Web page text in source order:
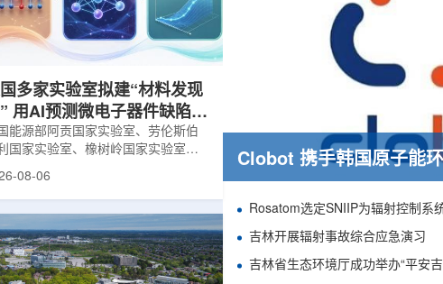
多家实验室拟建“材料发现
用AI预测微电子器件缺陷影
能源部阿贡国家实验室、劳伦斯伯
国家实验室、橡树岭国家实验室和
框架，预测微小缺陷如何影响微电
器件的性能和寿命。材料发现云可视
，这是一个基于物理学原理的人工
框架，它整合了实验数据、模拟和
能计算，用于预测微小缺陷如何影
08-06
吉林开展辐射事故综合应急演习
吉林省生态环境厅成功举办“平安